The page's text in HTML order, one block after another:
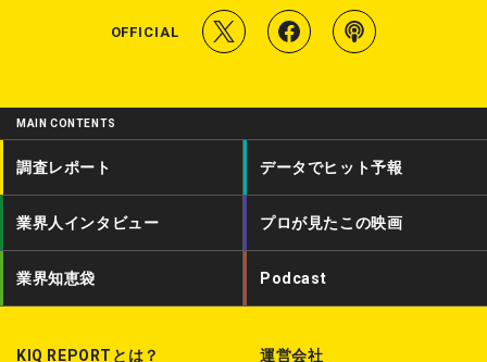
OFFICIAL
T
i
t
f
c
e
b
o
o
P
d
a
s
MAIN CONTENTS
調査レポート データでヒット予報
業界人インタビュー プロが見たこの映画
業界知恵袋 Podcast
KIQ REPORTとは？ 運営会社